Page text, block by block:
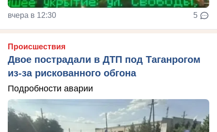
вчера в 12:30 5
Происшествия
Двое пострадали в ДТП под Таганрогом
из-за рискованного обгона
Подробности аварии